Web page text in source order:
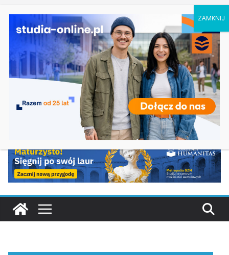
Ostatnie
wpisy:
Elektroniczne przetwarzanie informacji w
Krakowie
Prawo w Łomży
Pedagogika przedszkolna i wczesnoszkolna w
Skierniewicach
Kosmetologia w Opolu
Logistyka – studia inżynierskie na Uniwersytecie
Szczecińskim